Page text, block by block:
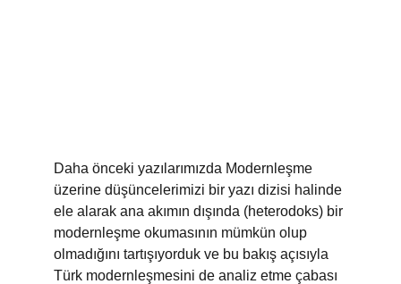
Daha önceki yazılarımızda Modernleşme
üzerine düşüncelerimizi bir yazı dizisi halinde
ele alarak ana akımın dışında (heterodoks) bir
modernleşme okumasının mümkün olup
olmadığını tartışıyorduk ve bu bakış açısıyla
Türk modernleşmesini de analiz etme çabası